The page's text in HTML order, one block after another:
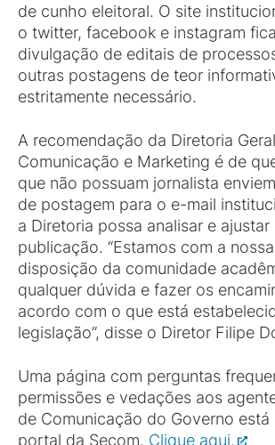
de cunho eleitoral. O site
o twitter, facebook e instagram
divulgação de editais de
outras postagens de teor
estritamente necessário.
A recomendação da Diretoria
Comunicação e Marketing é de
que não possuam jornalista
de postagem para o e-mail
a Diretoria possa analisar e
publicação. “Estamos com a
disposição da comunidade
qualquer dúvida e fazer os
acordo com o que está
legislação”, disse o Diretor Filipe
Uma página com perguntas
permissões e vedações aos
de Comunicação do Governo
portal da Secom. Clique aqui.